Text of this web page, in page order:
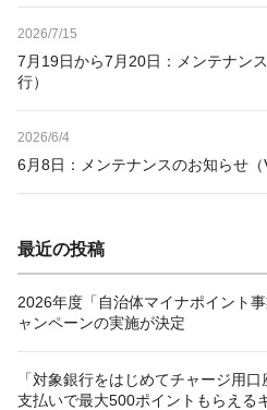
2026/7/15
7月19日から7月20日：メンテナン
行）
2026/6/4
6月8日：メンテナンスのお知らせ（
最近の投稿
2026年度「自治体マイナポイント
ャンペーンの実施が決定
「対象銀行をはじめてチャージ用
支払いで最大500ポイントもらえる